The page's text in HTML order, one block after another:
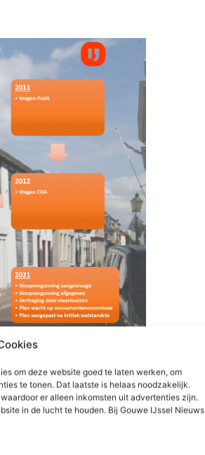
om deze website goed te laten werken, om
te tonen. Dat laatste is helaas noodzakelijk.
er alleen inkomsten uit advertenties zijn.
in de lucht te houden. Bij Gouwe IJssel Nieuws
Benno de Ruiter begon
– We zijn geland op
meer zetels in de
bleef het, ondanks dat